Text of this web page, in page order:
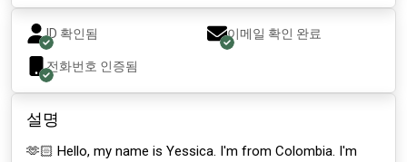
ID 확인됨 이메일 확인 완료
전화번호 인증됨
설명
🫶🏻 Hello, my name is Yessica. I'm from Colombia. I'm